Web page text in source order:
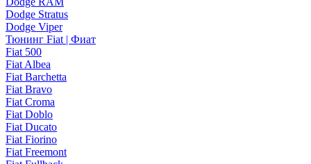
Dodge Stratus
Dodge Viper
Тюнинг Fiat | Фиат
Fiat 500
Fiat Albea
Fiat Barchetta
Fiat Bravo
Fiat Croma
Fiat Doblo
Fiat Ducato
Fiat Fiorino
Fiat Freemont